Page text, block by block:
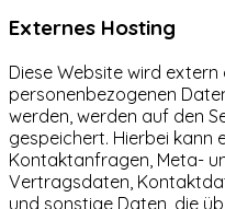
Externes Hosting
Diese Website wird extern
personenbezogenen
werden, werden auf den
gespeichert. Hierbei kann
Kontaktanfragen, Meta-
Vertragsdaten,
und sonstige Daten, die